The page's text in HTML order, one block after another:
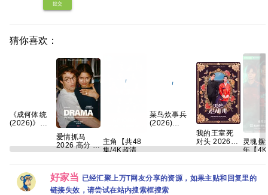
提交
猜你喜欢：
《成何体统
(2026)》
比】【国语
集全】
【310G】
【夸克/百
度】
爱情抓马
2026 高分 爱
情 【正式
主角【共48
集/4K超清
张艺谋监
制，王菲献
唱 夸克
[WEB-
[内封简繁英]
[喜剧/奇幻]
[1.6GB/集]
我的王室死
对头 2026
【更1-8集】
情】 【林智
妍 / 许南俊】
【韩剧中
灵魂摆
年‎【
名：灵
渡5 [于
智扬]
好家当 已经汇聚上万T网友分享的资源，如果主贴和回复里的
链接失效，请尝试在站内搜索框搜索